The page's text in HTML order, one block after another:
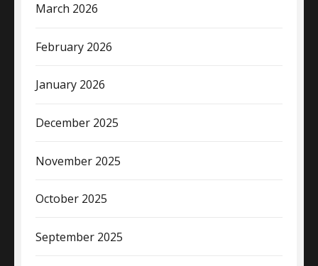
March 2026
February 2026
January 2026
December 2025
November 2025
October 2025
September 2025